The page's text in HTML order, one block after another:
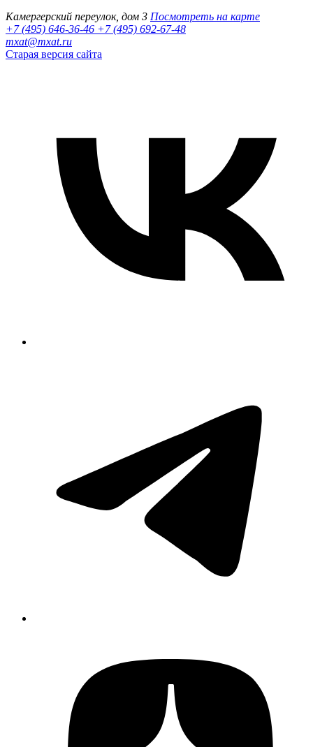
Камергерский переулок, дом 3 Посмотреть на карте
+7 (495) 646-36-46 +7 (495) 692-67-48‬
mxat@mxat.ru
Старая версия сайта